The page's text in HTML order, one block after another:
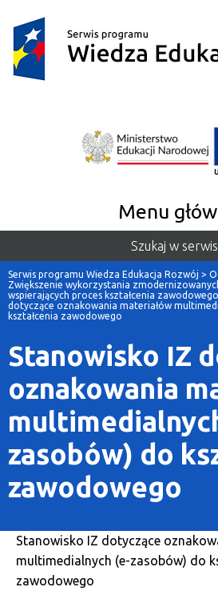
Menu
Szukaj w
Serwis programu Wiedza Edukacja Rozwój >
Zwiększenie wykorzystania
wspierających proces kształcenia
dotyczące oznakowania materiałów
kształcenia zawodowego
Stanowisko IZ
oznakowania
zasobów) do
zawodowego
Stanowisko IZ dotyczące
multimedialnych (e-zasobów) do
zawodowego